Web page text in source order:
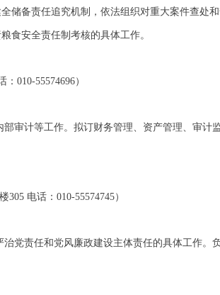
储备责任追究机制，依法组织对重大案件查处
食安全责任制考核的具体工作。
010-55574696）
审计等工作。拟订财务管理、资产管理、审计
电话：010-55574745）
党责任和党风廉政建设主体责任的具体工作。